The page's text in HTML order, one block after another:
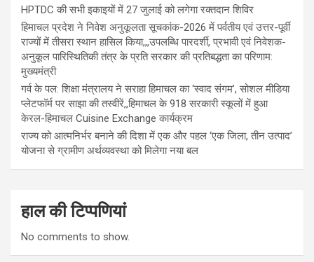
HPTDC की सभी इकाइयों में 27 जुलाई को लगेगा रक्तदान शिविर
हिमाचल प्रदेश ने निवेश अनुकूलता सूचकांक-2026 में पर्वतीय एवं उत्तर-पूर्वी
राज्यों में तीसरा स्थान हासिल किया,,,उपलब्धि पारदर्शी, प्रभावी एवं निवेशक-
अनुकूल पारिस्थितिकी तंत्र के प्रति सरकार की प्रतिबद्धता का परिणाम:
मुख्यमंत्री
गर्व के पल: शिक्षा मंत्रालय ने सराहा हिमाचल का ‘स्वाद संगम’, सोशल मीडिया
प्लेटफॉर्म पर साझा की तस्वीरें,,हिमाचल के 918 सरकारी स्कूलों में हुआ
केरल-हिमाचल Cuisine Exchange कार्यक्रम
राज्य को आत्मनिर्भर बनाने की दिशा में एक और पहल ‘एक जिला, तीन उत्पाद’
योजना से ग्रामीण अर्थव्यवस्था को मिलेगा नया बल
हाल की टिप्पणियां
No comments to show.